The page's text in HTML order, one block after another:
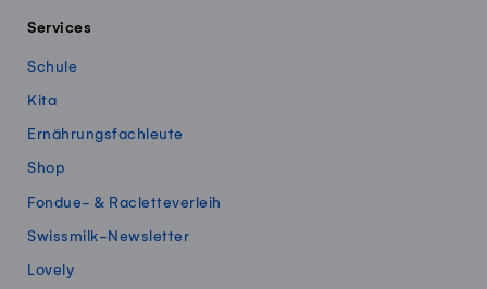
Services
Schule
Kita
Ernährungsfachleute
Shop
Fondue- & Racletteverleih
Swissmilk-Newsletter
Lovely